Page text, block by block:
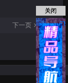
下一页
关闭